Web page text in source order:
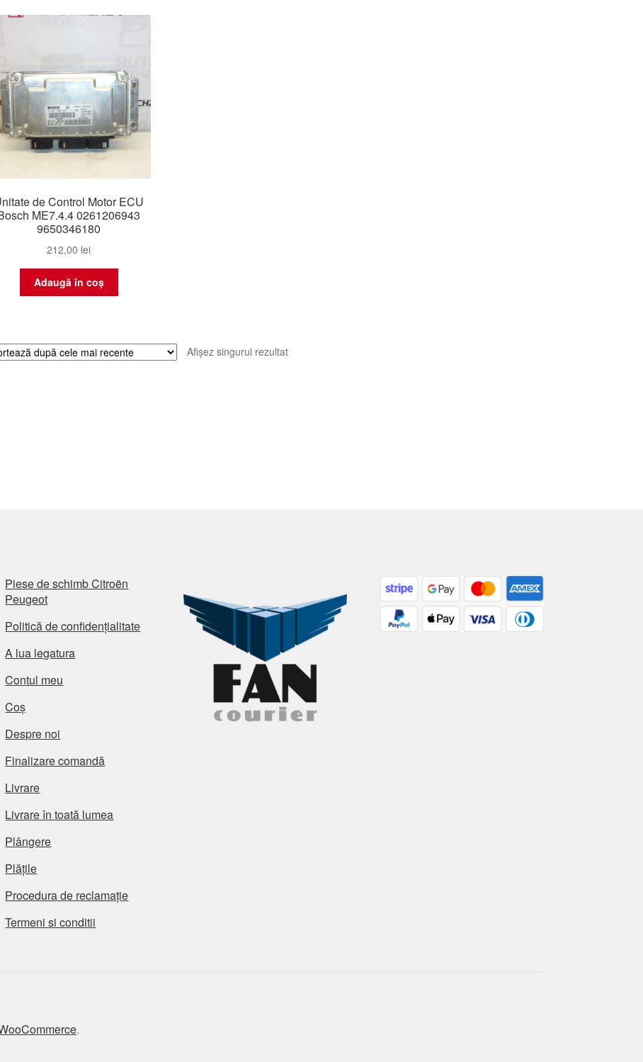
de Control Motor ECU
ME7.4.4 0261206943
9650346180
212,00 lei
Adaugă în coș
Afișez singurul rezultat
Piese de schimb Citroën
Peugeot
Politică de confidențialitate
A lua legatura
Contul meu
Coș
Despre noi
Finalizare comandă
Livrare
Livrare în toată lumea
Plângere
Plățile
Procedura de reclamație
Termeni si conditii
.